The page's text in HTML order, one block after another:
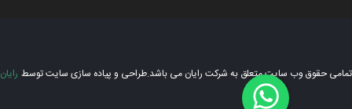
تمامی حقوق وب سایت متعلق به شرکت رایان می باشد.طراحی و پیاده سازی سایت توسط رایان